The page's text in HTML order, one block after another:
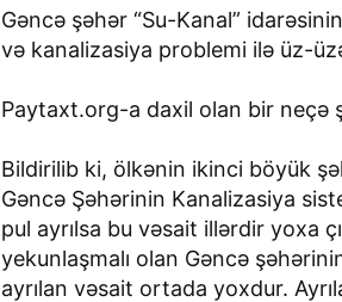
Gəncə şəhər “Su-Kanal”
və kanalizasiya problemi ilə üz-
Paytaxt.org-a daxil olan bir neçə
Bildirilib ki, ölkənin ikinci böyük
Gəncə Şəhərinin Kanalizasiya
pul ayrılsa bu vəsait illərdir yoxa
yekunlaşmalı olan Gəncə
ayrılan vəsait ortada yoxdur.